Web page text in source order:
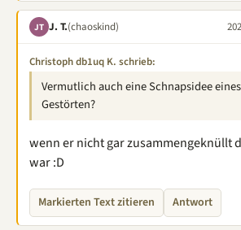
JT J. T.(chaoskind)
Christoph db1uq K. schrieb:
Vermutlich auch eine Schnapsidee
Gestörten?
wenn er nicht gar zusammengeknüllt
war :D
Markierten Text zitieren Antwort